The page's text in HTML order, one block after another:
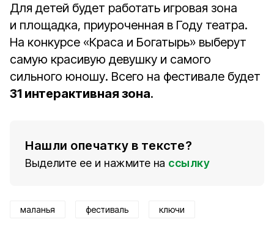
Для детей будет работать игровая зона
и площадка, приуроченная в Году театра.
На конкурсе «Краса и Богатырь» выберут
самую красивую девушку и самого
сильного юношу. Всего на фестивале будет
31 интерактивная зона.
Нашли опечатку в тексте?
Выделите ее и нажмите на ссылку
маланья фестиваль ключи